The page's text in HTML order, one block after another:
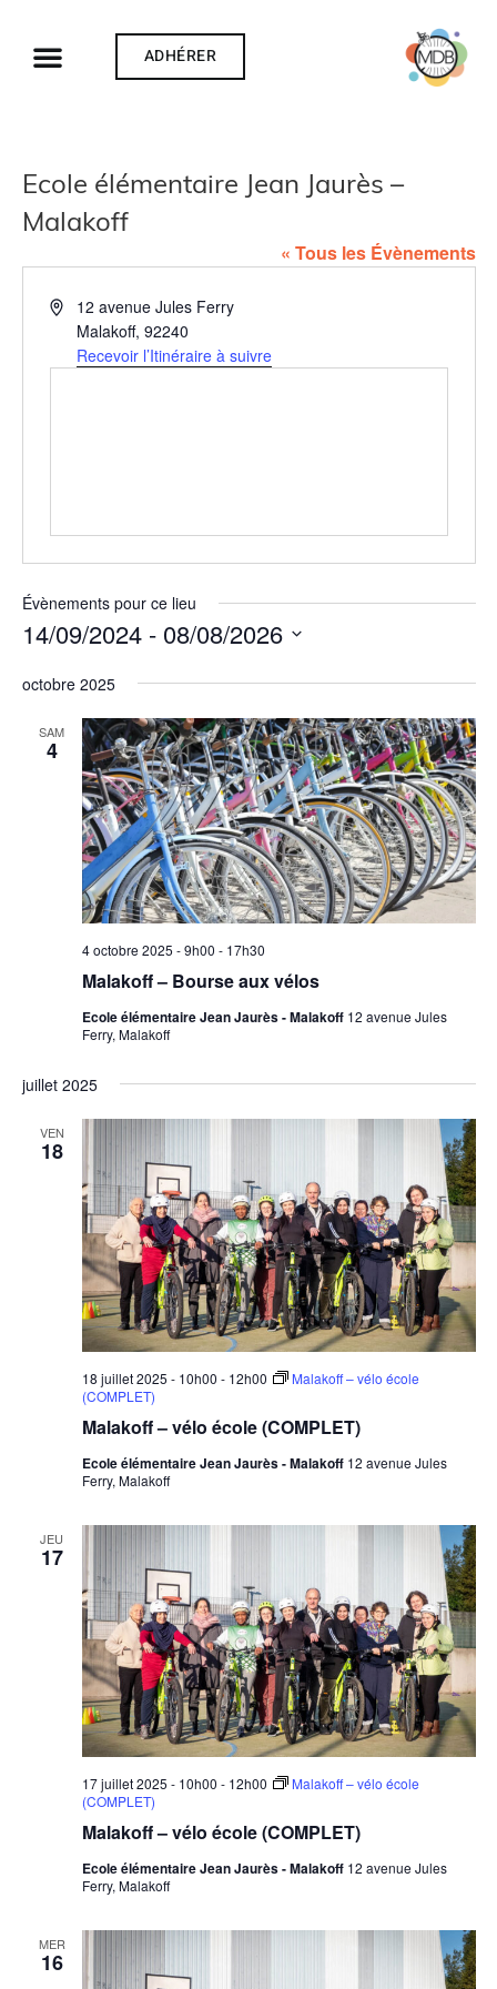
ADHÉRER
Ecole élémentaire Jean Jaurès –
Malakoff
« Tous les Évènements
Adresse12 avenue Jules Ferry
Malakoff, 92240
Recevoir l’Itinéraire à suivre
Évènements pour ce lieu
14/09/2024 - 08/08/2026
une
date.
octobre 2025
SAM
4
Malakoff – Bourse aux vélos
4 octobre 2025 - 9h00 - 17h30
Ecole élémentaire Jean Jaurès - Malakoff 12 avenue Jules
Ferry, Malakoff
juillet 2025
VEN
18
Malakoff – vélo école (COMPLET)
18 juillet 2025 - 10h00 - 12h00
Malakoff – vélo école
(COMPLET)
Ecole élémentaire Jean Jaurès - Malakoff 12 avenue Jules
Ferry, Malakoff
JEU
17
Malakoff – vélo école (COMPLET)
17 juillet 2025 - 10h00 - 12h00
Malakoff – vélo école
(COMPLET)
Ecole élémentaire Jean Jaurès - Malakoff 12 avenue Jules
Ferry, Malakoff
MER
16